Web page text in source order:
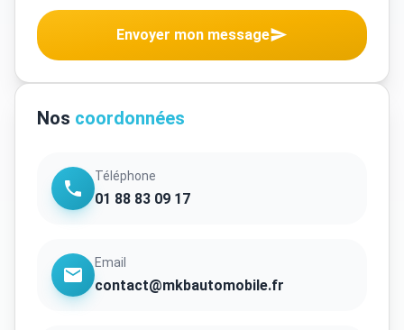
Nos coordonnées
Téléphone
01 88 83 09 17
Email
contact@mkbautomobile.fr
Envoyer mon message